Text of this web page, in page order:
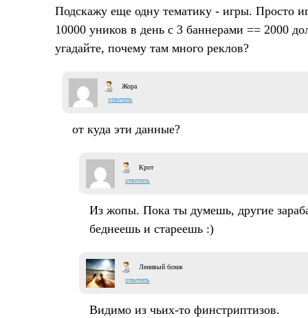
Подскажу еще одну тематику - игры. Просто
10000 уников в день с 3 баннерами == 2000
угадайте, почему там много реклов?
Жора
ответить
от куда эти данные?
Крот
ответить
Из жопы. Пока ты думешь, другие
беднеешь и стареешь :)
Ленивый бомж
ответить
Видимо из чьих-то финстриптизов.